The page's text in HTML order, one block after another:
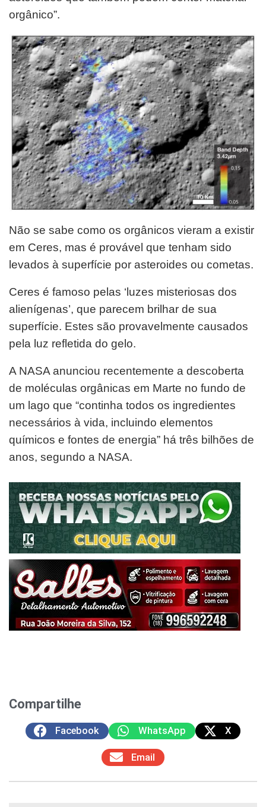
orgânico”.
Não se sabe como os orgânicos vieram a existir
em Ceres, mas é provável que tenham sido
levados à superfície por asteroides ou cometas.
Ceres é famoso pelas ‘luzes misteriosas dos
alienígenas’, que parecem brilhar de sua
superfície. Estes são provavelmente causados ​​
pela luz refletida do gelo.
A NASA anunciou recentemente a descoberta
de moléculas orgânicas em Marte no fundo de
um lago que “continha todos os ingredientes
necessários à vida, incluindo elementos
químicos e fontes de energia” há três bilhões de
anos, segundo a NASA.
Compartilhe
Facebook WhatsApp X
Email